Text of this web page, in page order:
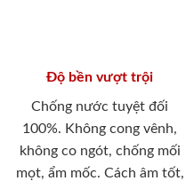
Độ bền vượt trội
Chống nước tuyệt đối
100%. Không cong vênh,
không co ngót, chống mối
mọt, ẩm mốc. Cách âm tốt,